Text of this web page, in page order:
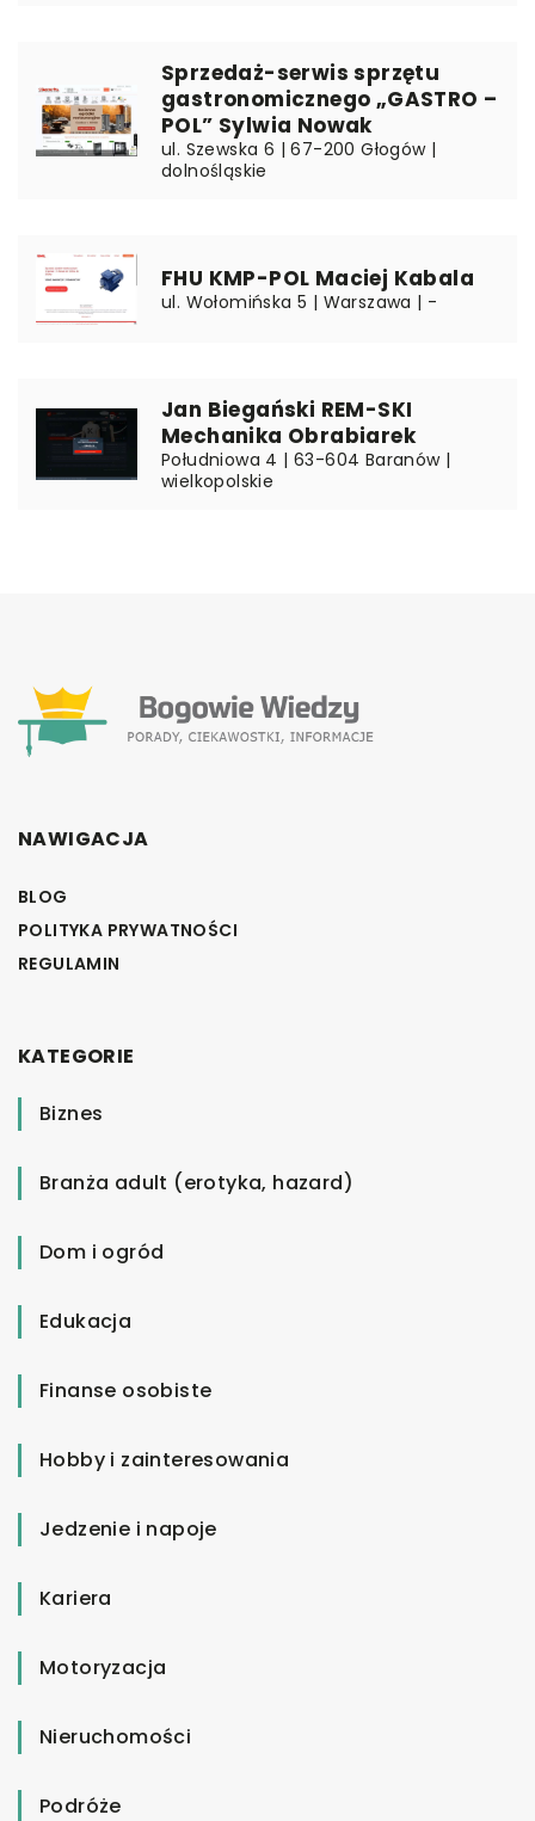
Sprzedaż-serwis sprzętu
gastronomicznego „GASTRO –
POL” Sylwia Nowak
ul. Szewska 6 | 67-200 Głogów |
dolnośląskie
FHU KMP-POL Maciej Kabala
ul. Wołomińska 5 | Warszawa | -
Jan Biegański REM-SKI
Mechanika Obrabiarek
Południowa 4 | 63-604 Baranów |
wielkopolskie
NAWIGACJA
BLOG
POLITYKA PRYWATNOŚCI
REGULAMIN
KATEGORIE
Biznes
Branża adult (erotyka, hazard)
Dom i ogród
Edukacja
Finanse osobiste
Hobby i zainteresowania
Jedzenie i napoje
Kariera
Motoryzacja
Nieruchomości
Podróże